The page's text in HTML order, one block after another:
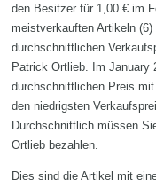
den Besitzer für 1,00 € im
meistverkauften Artikeln
durchschnittlichen
Patrick Ortlieb. Im January
durchschnittlichen Preis
den niedrigsten
Durchschnittlich müssen
Ortlieb bezahlen.
Dies sind die Artikel mit